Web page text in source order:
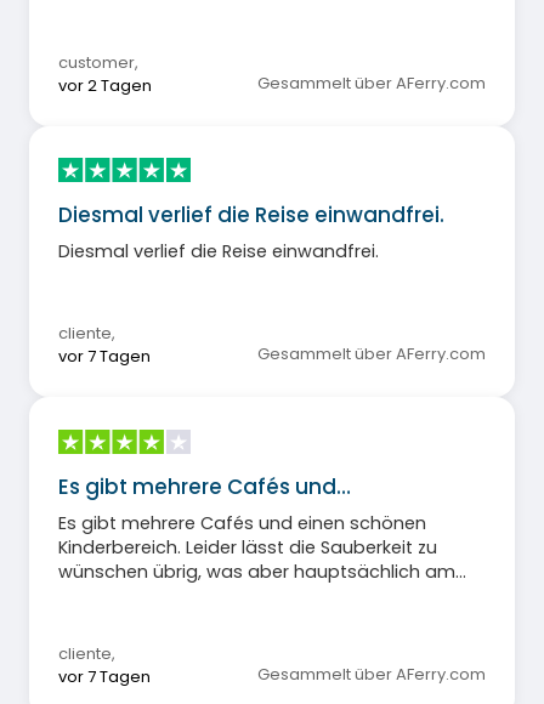
customer,
vor 2 Tagen
Gesammelt über AFerry.com
Diesmal verlief die Reise einwandfrei.
Diesmal verlief die Reise einwandfrei.
cliente,
vor 7 Tagen
Gesammelt über AFerry.com
Es gibt mehrere Cafés und…
Es gibt mehrere Cafés und einen schönen
Kinderbereich. Leider lässt die Sauberkeit zu
wünschen übrig, was aber hauptsächlich am
bei Vollpension fallen viele Zusatzkosten an.
cliente,
vor 7 Tagen
Gesammelt über AFerry.com